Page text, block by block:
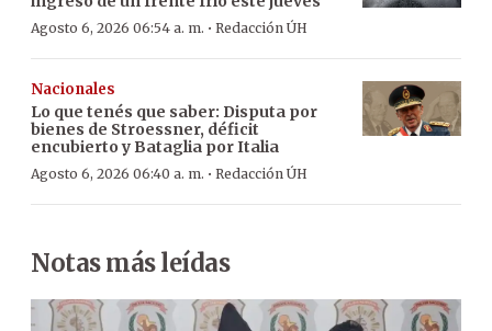
Agosto 6, 2026 06:54 a. m. · Redacción ÚH
Nacionales
Lo que tenés que saber: Disputa por
bienes de Stroessner, déficit
encubierto y Bataglia por Italia
Agosto 6, 2026 06:40 a. m. · Redacción ÚH
Notas más leídas